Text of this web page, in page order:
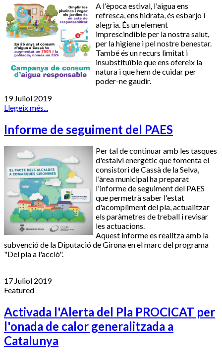
A l'època estival, l'aigua ens
refresca, ens hidrata, és esbarjo i
alegria. És un element
imprescindible per la nostra salut,
per la higiene i pel nostre benestar.
També és un recurs limitat i
insubstituïble que ens ofereix la
natura i que hem de cuidar per
poder-ne gaudir.
19 Juliol 2019
Llegeix més...
Informe de seguiment del PAES
Per tal de continuar amb les tasques
d'estalvi energètic que fomenta el
consistori de Cassà de la Selva,
l'àrea municipal ha preparat
l'informe de seguiment del PAES
que permetrà saber l'estat
d'acompliment del pla, actualitzar
els paràmetres de treball i revisar
les actuacions.
Aquest informe es realitza amb la
subvenció de la Diputació de Girona en el marc del programa
"Del pla a l'acció".
17 Juliol 2019
Featured
Activada l'Alerta del Pla PROCICAT per
l'onada de calor generalitzada a
Catalunya